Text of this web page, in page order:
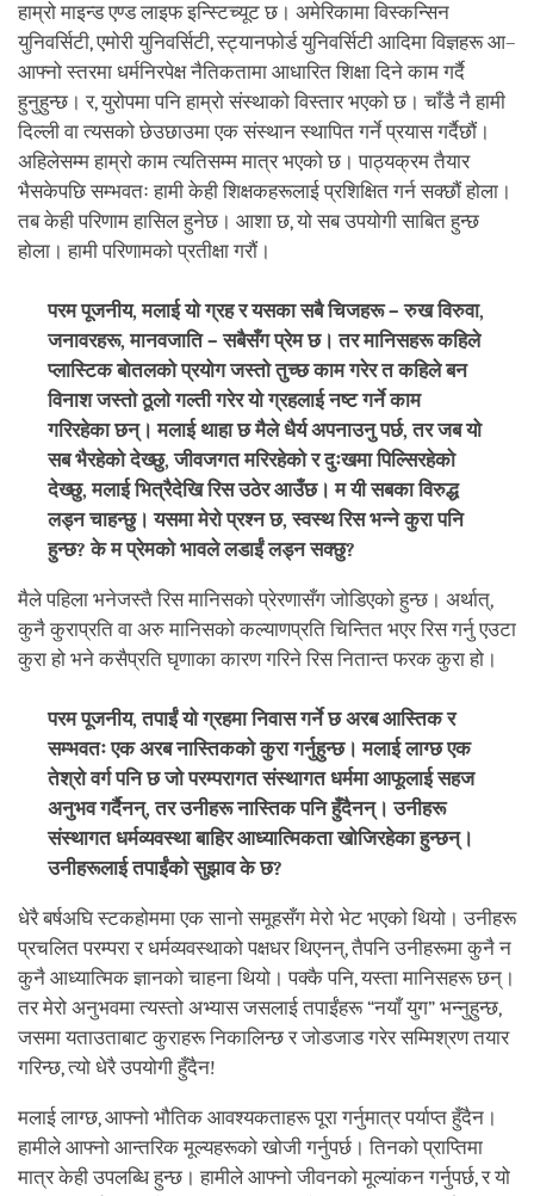
हाम्रो माइन्ड एण्ड लाइफ इन्स्टिच्यूट छ। अमेरिकामा विस्कन्सिन
युनिवर्सिटी, एमोरी युनिवर्सिटी, स्ट्यानफोर्ड युनिवर्सिटी आदिमा विज्ञहरू आ–
आफ्नो स्तरमा धर्मनिरपेक्ष नैतिकतामा आधारित शिक्षा दिने काम गर्दै
हुनुहुन्छ। र, युरोपमा पनि हाम्रो संस्थाको विस्तार भएको छ। चाँडै नै हामी
दिल्ली वा त्यसको छेउछाउमा एक संस्थान स्थापित गर्ने प्रयास गर्दैछौं।
अहिलेसम्म हाम्रो काम त्यतिसम्म मात्र भएको छ। पाठ्यक्रम तैयार
भैसकेपछि सम्भवतः हामी केही शिक्षकहरूलाई प्रशिक्षित गर्न सक्छौं होला।
तब केही परिणाम हासिल हुनेछ। आशा छ, यो सब उपयोगी साबित हुन्छ
होला। हामी परिणामको प्रतीक्षा गरौं।
परम पूजनीय, मलाई यो ग्रह र यसका सबै चिजहरू – रुख विरुवा,
जनावरहरू, मानवजाति – सबैसँग प्रेम छ। तर मानिसहरू कहिले
प्लास्टिक बोतलको प्रयोग जस्तो तुच्छ काम गरेर त कहिले बन
विनाश जस्तो ठूलो गल्ती गरेर यो ग्रहलाई नष्ट गर्ने काम
गरिरहेका छन्। मलाई थाहा छ मैले धैर्य अपनाउनु पर्छ, तर जब यो
सब भैरहेको देख्छु, जीवजगत मरिरहेको र दुःखमा पिल्सिरहेको
देख्छु, मलाई भित्रैदेखि रिस उठेर आउँछ। म यी सबका विरुद्ध
लड्न चाहन्छु। यसमा मेरो प्रश्न छ, स्वस्थ रिस भन्ने कुरा पनि
हुन्छ? के म प्रेमको भावले लडाईं लड्न सक्छु?
मैले पहिला भनेजस्तै रिस मानिसको प्रेरणासँग जोडिएको हुन्छ। अर्थात्,
कुनै कुराप्रति वा अरु मानिसको कल्याणप्रति चिन्तित भएर रिस गर्नु एउटा
कुरा हो भने कसैप्रति घृणाका कारण गरिने रिस नितान्त फरक कुरा हो।
परम पूजनीय, तपाईं यो ग्रहमा निवास गर्ने छ अरब आस्तिक र
सम्भवतः एक अरब नास्तिकको कुरा गर्नुहुन्छ। मलाई लाग्छ एक
तेश्रो वर्ग पनि छ जो परम्परागत संस्थागत धर्ममा आफूलाई सहज
अनुभव गर्दैनन्, तर उनीहरू नास्तिक पनि हुँदैनन्। उनीहरू
संस्थागत धर्मव्यवस्था बाहिर आध्यात्मिकता खोजिरहेका हुन्छन्।
उनीहरूलाई तपाईंको सुझाव के छ?
धेरै बर्षअघि स्टकहोममा एक सानो समूहसँग मेरो भेट भएको थियो। उनीहरू
प्रचलित परम्परा र धर्मव्यवस्थाको पक्षधर थिएनन्, तैपनि उनीहरूमा कुनै न
कुनै आध्यात्मिक ज्ञानको चाहना थियो। पक्कै पनि, यस्ता मानिसहरू छन्।
तर मेरो अनुभवमा त्यस्तो अभ्यास जसलाई तपाईंहरू “नयाँ युग” भन्नुहुन्छ,
जसमा यताउताबाट कुराहरू निकालिन्छ र जोडजाड गरेर सम्मिश्रण तयार
गरिन्छ, त्यो धेरै उपयोगी हुँदैन!
मलाई लाग्छ, आफ्नो भौतिक आवश्यकताहरू पूरा गर्नुमात्र पर्याप्त हुँदैन।
हामीले आफ्नो आन्तरिक मूल्यहरूको खोजी गर्नुपर्छ। तिनको प्राप्तिमा
मात्र केही उपलब्धि हुन्छ। हामीले आफ्नो जीवनको मूल्यांकन गर्नुपर्छ, र यो